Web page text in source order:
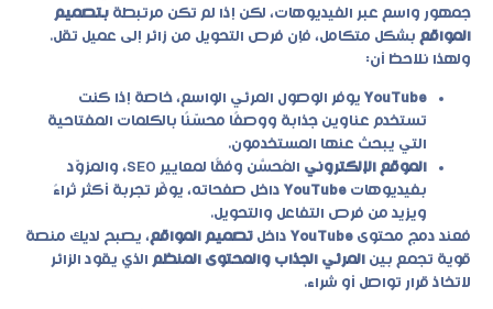
جمهور واسع عبر الفيديوهات، لكن إذا لم تكن مرتبطة بتصميم
المواقع بشكل متكامل، فإن فرص التحويل من زائر إلى عميل تقل.
ولهذا نلاحظ أن:
YouTube يوفر الوصول المرئي الواسع، خاصة إذا كنت
تستخدم عناوين جذابة ووصفًا محسّنًا بالكلمات المفتاحية
التي يبحث عنها المستخدمون.
الموقع الإلكتروني
المُحسَّن وفقًا لمعايير SEO، والمزوّد
بفيديوهات YouTube داخل صفحاته، يوفّر تجربة أكثر ثراءً
ويزيد من فرص التفاعل والتحويل.
فعند دمج محتوى YouTube داخل تصميم المواقع، يصبح لديك منصة
قوية تجمع بين المرئي الجذاب والمحتوى المنظم الذي يقود الزائر
لاتخاذ قرار تواصل أو شراء.